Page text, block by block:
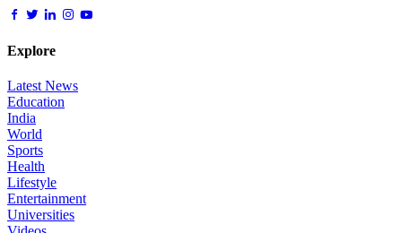
Explore
Latest News
Education
India
World
Sports
Health
Lifestyle
Entertainment
Universities